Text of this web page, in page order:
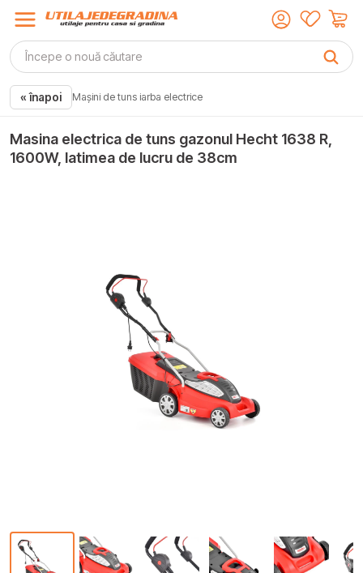
« înapoi Mașini de tuns iarba electrice
Masina electrica de tuns gazonul Hecht 1638 R,
1600W, latimea de lucru de 38cm